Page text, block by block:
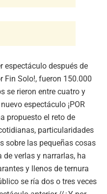
espectáculo después de
Fin Solo!, fueron 150.000
se rieron entre cuatro y
espectáculo ¡POR
propuesto el reto de
particularidades
sobre las pequeñas cosas
de verlas y narrarlas, ha
y llenos de ternura
se ría dos o tres veces